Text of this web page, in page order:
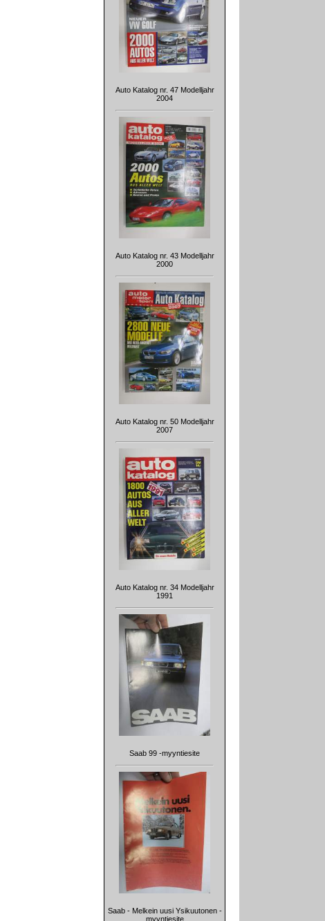
Auto Katalog nr. 47 Modelljahr
2004
Auto Katalog nr. 43 Modelljahr
2000
Auto Katalog nr. 50 Modelljahr
2007
Auto Katalog nr. 34 Modelljahr
1991
Saab 99 -myyntiesite
Saab - Melkein uusi Ysikuutonen -
myyntiesite